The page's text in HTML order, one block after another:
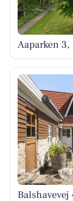
Aaparken 3,